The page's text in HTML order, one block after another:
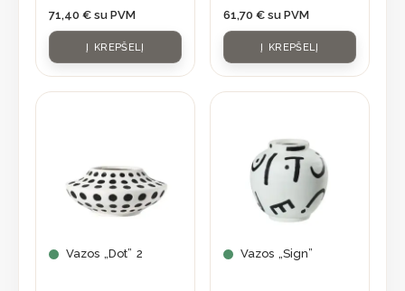
71,40 € su PVM
Į KREPŠELĮ
61,70 € su PVM
Į KREPŠELĮ
Vazos „Dot” 2 Vazos „Sign”